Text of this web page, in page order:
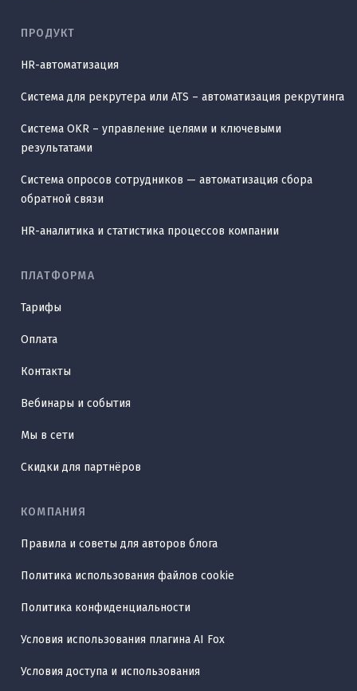
ПРОДУКТ
HR-автоматизация
Система для рекрутера или ATS – автоматизация рекрутинга
Система OKR – управление целями и ключевыми
результатами
Система опросов сотрудников — автоматизация сбора
обратной связи
HR-аналитика и статистика процессов компании
ПЛАТФОРМА
Тарифы
Оплата
Контакты
Вебинары и события
Мы в сети
Скидки для партнёров
КОМПАНИЯ
Правила и советы для авторов блога
Политика использования файлов cookie
Политика конфиденциальности
Условия использования плагина AI Fox
Условия доступа и использования